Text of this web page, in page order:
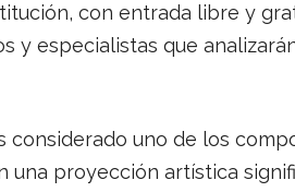
con entrada libre y
y especialistas que
considerado uno de los
una proyección artística